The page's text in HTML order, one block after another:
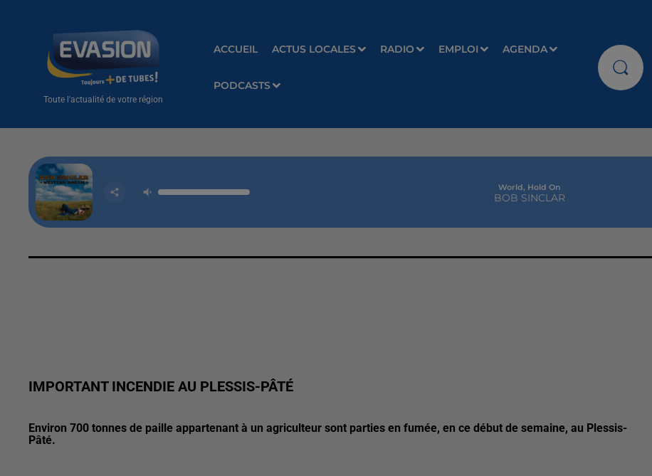
Toute l'actualité de votre région
ACCUEIL ACTUS LOCALES RADIO EMPLOI AGENDA
PODCASTS
World, Hold On
BOB SINCLAR
IMPORTANT INCENDIE AU PLESSIS-PÂTÉ
Environ 700 tonnes de paille appartenant à un agriculteur sont parties en fumée, en ce début de semaine, au Plessis-
Pâté.